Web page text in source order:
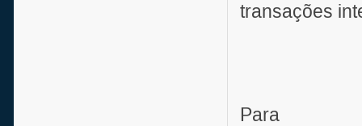
transações
Para